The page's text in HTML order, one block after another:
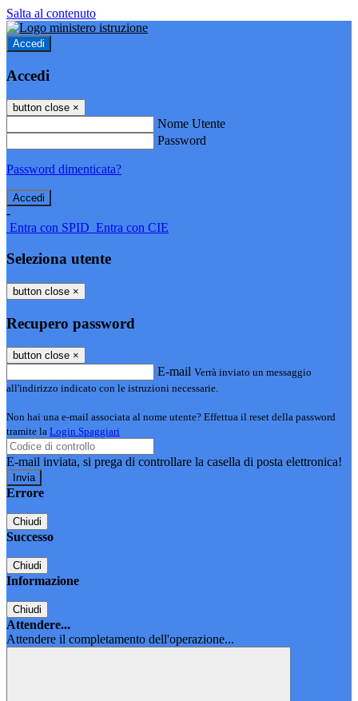
Salta al contenuto
Accedi
Accedi
button close ×
Nome Utente
Password
Password dimenticata?
-
Entra con SPID Entra con CIE
Seleziona utente
button close ×
Recupero password
button close ×
E-mail Verrà inviato un messaggio
all'indirizzo indicato con le istruzioni necessarie.
Non hai una e-mail associata al nome utente? Effettua il reset della password
tramite la Login Spaggiari
E-mail inviata, si prega di controllare la casella di posta elettronica!
Errore
Chiudi
Successo
Chiudi
Informazione
Chiudi
Attendere...
Attendere il completamento dell'operazione...